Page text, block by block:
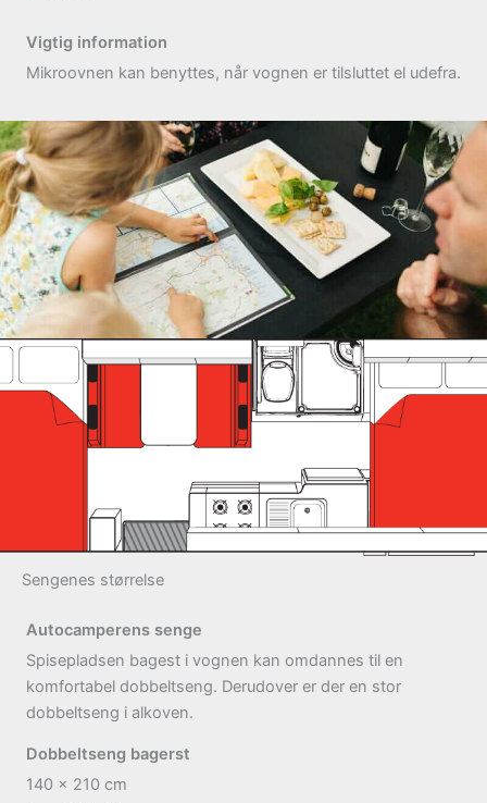
Vigtig information
Mikroovnen kan benyttes, når vognen er tilsluttet el udefra.
Sengenes størrelse
Autocamperens senge
Spisepladsen bagest i vognen kan omdannes til en
komfortabel dobbeltseng. Derudover er der en stor
dobbeltseng i alkoven.
Dobbeltseng bagerst
140 x 210 cm